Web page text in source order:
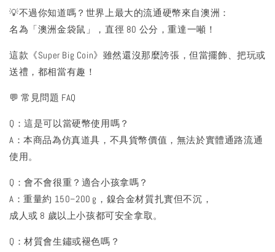
💡不過你知道嗎？世界上最大的流通硬幣來自澳洲：
名為「澳洲金袋鼠」，直徑 80 公分，重達一噸！
這款《Super Big Coin》雖然還沒那麼誇張，但當擺飾、把玩或
送禮，都相當有趣！
💬 常見問題 FAQ
Q：這是可以當硬幣使用嗎？
A：本商品為仿真道具，不具貨幣價值，無法於實體通路流通
使用。
Q：會不會很重？適合小孩拿嗎？
A：重量約 150–200 g，鎳合金材質扎實但不沉，
成人或 8 歲以上小孩都可安全拿取。
Q：材質會生鏽或褪色嗎？